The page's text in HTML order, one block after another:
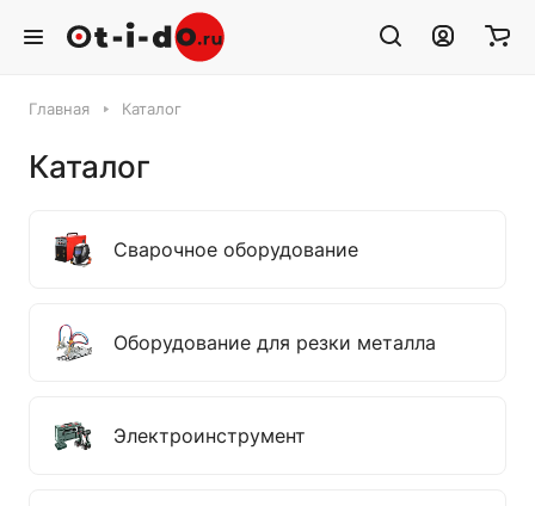
Главная Каталог
Каталог
Сварочное оборудование
Оборудование для резки металла
Электроинструмент